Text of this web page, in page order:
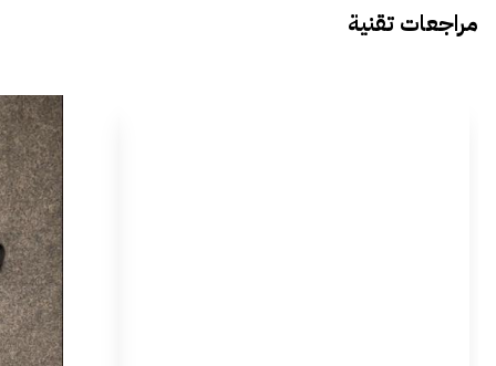
مراجعات تقنية